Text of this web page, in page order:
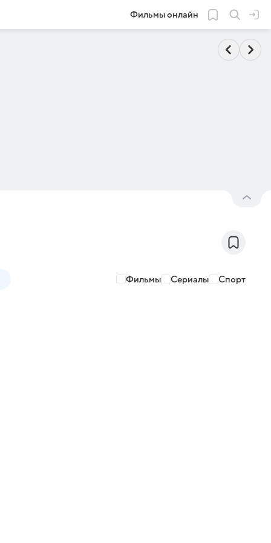
Фильмы онлайн
Фильмы Сериалы Спорт